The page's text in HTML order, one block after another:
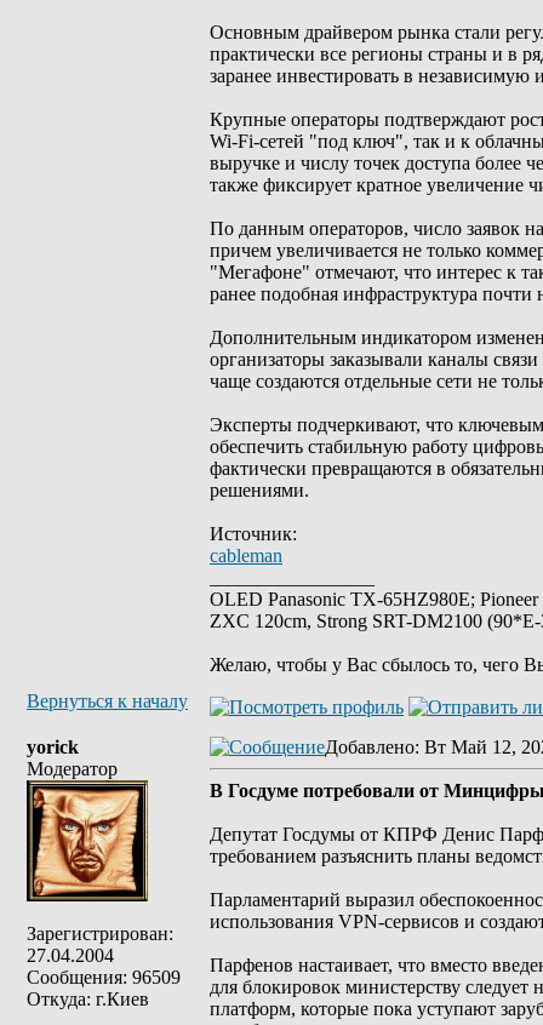
Основным драйвером рынка стали
практически все регионы страны и в
заранее инвестировать в независимую
Крупные операторы подтверждают
Wi-Fi-сетей "под ключ", так и к
выручке и числу точек доступа более
также фиксирует кратное увеличение
По данным операторов, число заявок
причем увеличивается не только
"Мегафоне" отмечают, что интерес к
ранее подобная инфраструктура почти
Дополнительным индикатором
организаторы заказывали каналы
чаще создаются отдельные сети не
Эксперты подчеркивают, что
обеспечить стабильную работу
фактически превращаются в
решениями.
Источник:
cableman
OLED Panasonic TX-65HZ980E;
ZXC 120cm, Strong SRT-DM2100
Желаю, чтобы у Вас сбылось то, чего
Вернуться к началу
yorick
Модератор
Зарегистрирован:
27.04.2004
Сообщения: 96509
Откуда: г.Киев
Добавлено: Вт Май 12,
В Госдуме потребовали от
Депутат Госдумы от КПРФ Денис
требованием разъяснить планы
Парламентарий выразил
использования VPN-сервисов и
Парфенов настаивает, что вместо
для блокировок министерству
платформ, которые пока уступают